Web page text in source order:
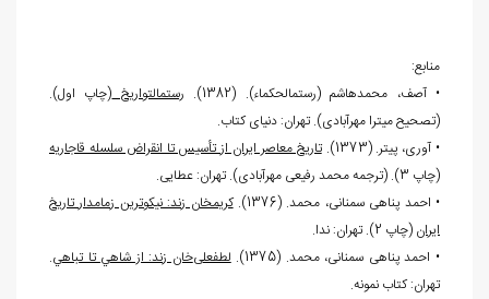
منابع:
• آصف، محمدهاشم (رستم‏الحکماء). (1382).
رستم‏التواریخ(چاپ اول).
(تصحیح میترا مهرآبادی). تهران: دنیای کتاب.
• آوری، پیتر. (1373).
تاریخ معاصر ایران از تأسیس تا انقراض سلسله قاجاریه
(چاپ 3). (ترجمه محمد رفیعی مهرآبادی). تهران: عطایی.
• احمد پناهی سمنانی، محمد. (1376).
کریم‏خان زند: نیکوترین زمامدار تاریخ
ایران (چاپ 2). تهران: ندا.
• احمد پناهی سمنانی، محمد. (1375).
لطفعلیخان زند: از شاهي تا تباهي.
تهران: کتاب نمونه.